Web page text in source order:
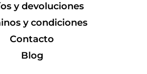
y devoluciones
y condiciones
Contacto
Blog